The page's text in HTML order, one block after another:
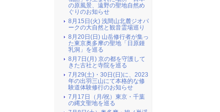
の原風景、遠野の聖地自然め
ぐりのお知らせ
8月15日(火) 浅間山北麓ジオパ
ークの大自然と観音霊場巡り
8月20日(日) 山岳修行者が集っ
た東京奥多摩の聖地「日原鍾
乳洞」を巡る
8月7日(月) 京の都を守護して
きた古社と寺院を巡る
7月29(土)・30日(日)に、2023
年の出羽三山にて本格的な修
験道体験修行のお知らせ
7月17日（月/祝）東京・千葉
の縄文聖地を巡る